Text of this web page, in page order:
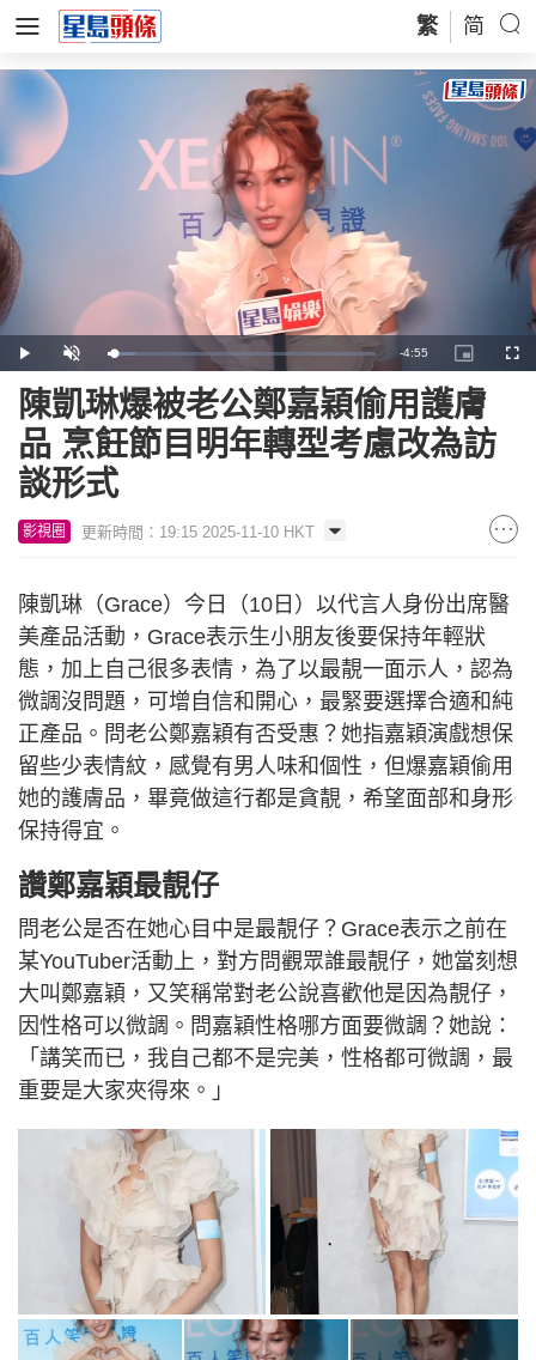
繁 简
Play Unmute Loaded:
10.35%
Remaining
Time
-4:55
Picture-
in-
陳凱琳爆被老公鄭嘉穎偷用護膚
品 烹飪節目明年轉型考慮改為訪
談形式
影視圈 更新時間：19:15 2025-11-10 HKT
陳凱琳（Grace）今日（10日）以代言人身份出席醫
美產品活動，Grace表示生小朋友後要保持年輕狀
態，加上自己很多表情，為了以最靚一面示人，認為
微調沒問題，可增自信和開心，最緊要選擇合適和純
正產品。問老公鄭嘉穎有否受惠？她指嘉穎演戲想保
留些少表情紋，感覺有男人味和個性，但爆嘉穎偷用
她的護膚品，畢竟做這行都是貪靚，希望面部和身形
保持得宜。
讚鄭嘉穎最靚仔
問老公是否在她心目中是最靚仔？Grace表示之前在
某YouTuber活動上，對方問觀眾誰最靚仔，她當刻想
大叫鄭嘉穎，又笑稱常對老公說喜歡他是因為靚仔，
因性格可以微調。問嘉穎性格哪方面要微調？她說：
「講笑而已，我自己都不是完美，性格都可微調，最
重要是大家夾得來。」